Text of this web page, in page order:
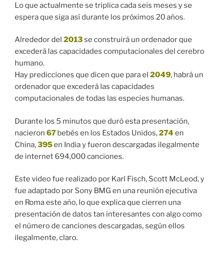
Lo que actualmente se triplica cada seis meses y se
espera que siga así durante los próximos 20 años.
Alrededor del 2013se construirá un ordenador que
excederá las capacidades computacionales del cerebro
humano.
Hay predicciones que dicen que para el 2049, habrá un
ordenador que excederá las capacidades
computacionales de todas las especies humanas.
Durante los 5 minutos que duró esta presentación,
nacieron 67 bebés en los Estados Unidos,274en
China,395en India y fueron descargadas ilegalmente
de internet 694,000 canciones.
Este video fue realizado por Karl Fisch, Scott McLeod, y
fue adaptado por Sony BMG en una reunión ejecutiva
en Roma este año, lo que explica que cierren una
presentación de datos tan interesantes con algo como
el número de canciones descargadas, según ellos
ilegalmente, claro.